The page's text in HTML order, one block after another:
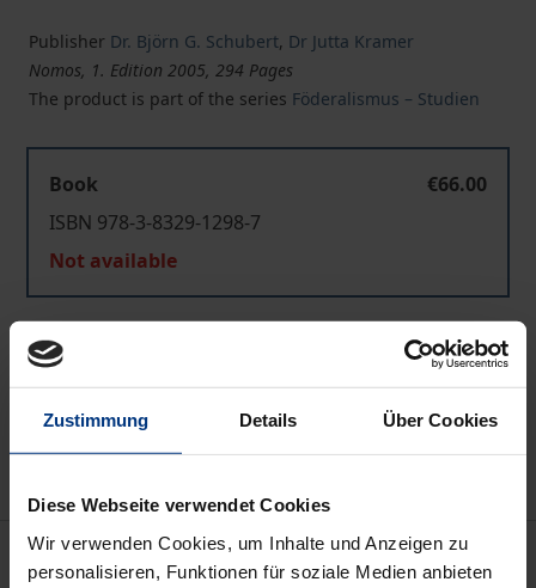
Zustimmung Details Über Cookies
Diese Webseite verwendet Cookies
Wir verwenden Cookies, um Inhalte und Anzeigen zu
personalisieren, Funktionen für soziale Medien anbieten
Publisher Dr. Björn G. Schubert, Dr Jutta Kramer
Nomos, 1. Edition 2005, 294 Pages
The product is part of the series Föderalismus – Studien
Book
€66.00
ISBN 978-3-8329-1298-7
Not available
Delivery cost notice
Description